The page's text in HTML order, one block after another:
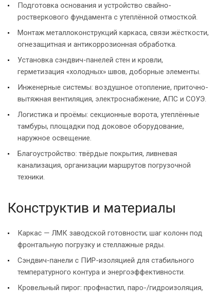
Подготовка основания и устройство свайно-
ростверкового фундамента с утеплённой отмосткой.
Монтаж металлоконструкций каркаса, связи жёсткости,
огнезащитная и антикоррозионная обработка.
Установка сэндвич-панелей стен и кровли,
герметизация «холодных» швов, доборные элементы.
Инженерные системы: воздушное отопление, приточно-
вытяжная вентиляция, электроснабжение, АПС и СОУЭ.
Логистика и проёмы: секционные ворота, утеплённые
тамбуры, площадки под доковое оборудование,
наружное освещение.
Благоустройство: твёрдые покрытия, ливневая
канализация, организации маршрутов погрузочной
техники.
Конструктив и материалы
Каркас — ЛМК заводской готовности; шаг колонн под
фронтальную погрузку и стеллажные ряды.
Сэндвич-панели с ПИР-изоляцией для стабильного
температурного контура и энергоэффективности.
Кровельный пирог: профнастил, паро-/гидроизоляция,